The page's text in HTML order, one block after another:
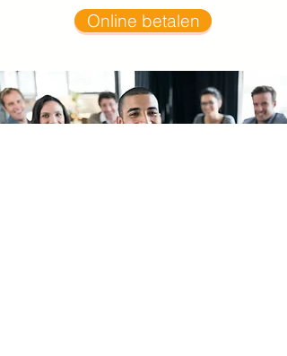
Online betalen